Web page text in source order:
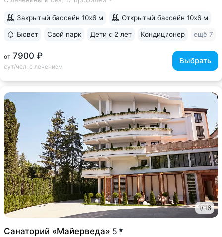
№ 2Б Кисловодского парка • Один из лучших вариантов для
от 7900 ₽
сут/чел, с лечением
Выбрать
Закрытый бассейн 10х6 м Открытый бассейн 10х6 м
Бювет Свой парк Дети с 2 лет Кондиционер ещё 7
1/16
Санаторий «Майерведа» 5